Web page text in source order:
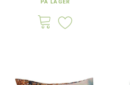
PÅ LAGER